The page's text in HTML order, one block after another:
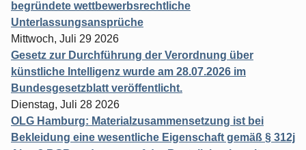
begründete wettbewerbsrechtliche
Unterlassungsansprüche
Mittwoch, Juli 29 2026
Gesetz zur Durchführung der Verordnung über
künstliche Intelligenz wurde am 28.07.2026 im
Bundesgesetzblatt veröffentlicht.
Dienstag, Juli 28 2026
OLG Hamburg: Materialzusammensetzung ist bei
Bekleidung eine wesentliche Eigenschaft gemäß § 312j